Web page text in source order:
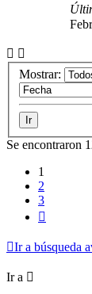
Mostrar:
Se encontraron
1
2
3
Ir a búsqueda
Ir a